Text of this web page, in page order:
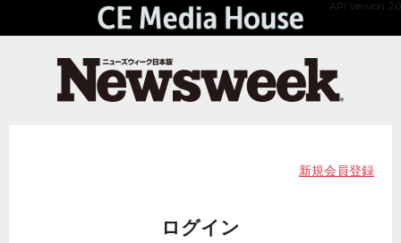
API Version 2.0
新規会員登録
ログイン